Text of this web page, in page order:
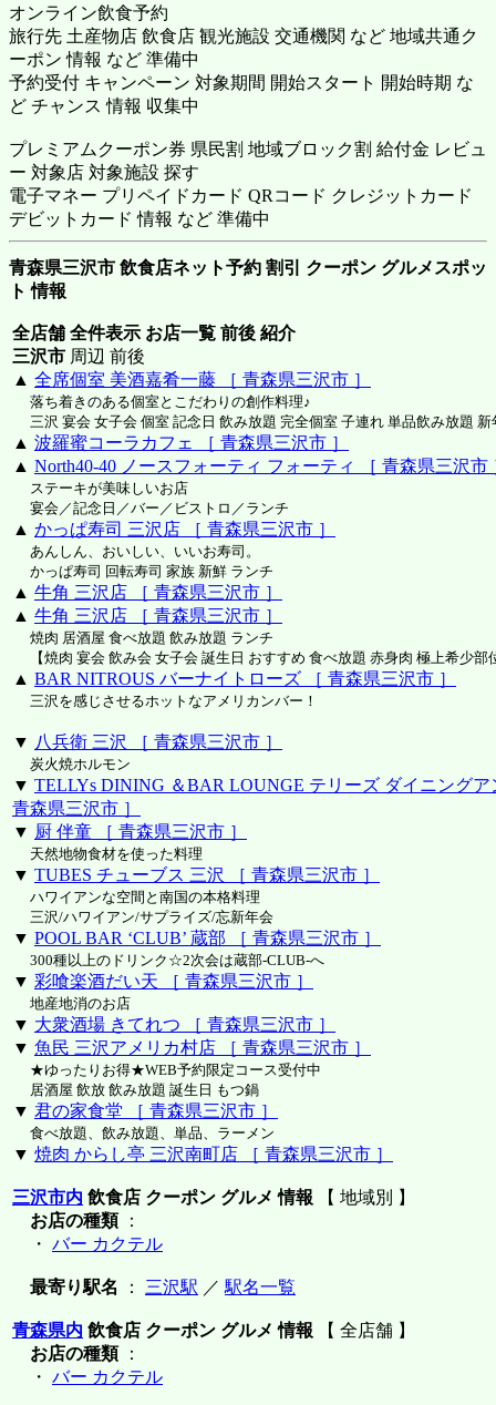
オンライン飲食予約
旅行先 土産物店 飲食店 観光施設 交通機関 など 地域共通ク
ーポン 情報 など 準備中
予約受付 キャンペーン 対象期間 開始スタート 開始時期 な
ど チャンス 情報 収集中
プレミアムクーポン券 県民割 地域ブロック割 給付金 レビュ
ー 対象店 対象施設 探す
電子マネー プリペイドカード QRコード クレジットカード
デビットカード 情報 など 準備中
青森県三沢市 飲食店ネット予約 割引 クーポン グルメスポッ
ト 情報
全店舗 全件表示 お店一覧 前後 紹介
三沢市 周辺 前後
▲ 全席個室 美酒嘉肴一藤 ［ 青森県三沢市 ］
落ち着きのある個室とこだわりの創作料理♪
三沢 宴会 女子会 個室 記念日 飲み放題 完全個室 子連れ 単品飲み放題 新
▲ 波羅蜜コーラカフェ ［ 青森県三沢市 ］
▲ North40-40 ノースフォーティ フォーティ ［ 青森県三沢市
ステーキが美味しいお店
宴会／記念日／バー／ビストロ／ランチ
▲ かっぱ寿司 三沢店 ［ 青森県三沢市 ］
あんしん、おいしい、いいお寿司。
かっぱ寿司 回転寿司 家族 新鮮 ランチ
▲ 牛角 三沢店 ［ 青森県三沢市 ］
▲ 牛角 三沢店 ［ 青森県三沢市 ］
焼肉 居酒屋 食べ放題 飲み放題 ランチ
【焼肉 宴会 飲み会 女子会 誕生日 おすすめ 食べ放題 赤身肉 極上希少部
▲ BAR NITROUS バーナイトローズ ［ 青森県三沢市 ］
三沢を感じさせるホットなアメリカンバー！
▼ 八兵衛 三沢 ［ 青森県三沢市 ］
炭火焼ホルモン
▼ TELLYs DINING ＆BAR LOUNGE テリーズ ダイニング
青森県三沢市 ］
▼ 厨 伴童 ［ 青森県三沢市 ］
天然地物食材を使った料理
▼ TUBES チューブス 三沢 ［ 青森県三沢市 ］
ハワイアンな空間と南国の本格料理
三沢/ハワイアン/サプライズ/忘新年会
▼ POOL BAR ‘CLUB’ 蔵部 ［ 青森県三沢市 ］
300種以上のドリンク☆2次会は蔵部-CLUB-へ
▼ 彩喰楽酒だい天 ［ 青森県三沢市 ］
地産地消のお店
▼ 大衆酒場 きてれつ ［ 青森県三沢市 ］
▼ 魚民 三沢アメリカ村店 ［ 青森県三沢市 ］
★ゆったりお得★WEB予約限定コース受付中
居酒屋 飲放 飲み放題 誕生日 もつ鍋
▼ 君の家食堂 ［ 青森県三沢市 ］
食べ放題、飲み放題、単品、ラーメン
▼ 焼肉 からし亭 三沢南町店 ［ 青森県三沢市 ］
三沢市内 飲食店 クーポン グルメ 情報 【 地域別 】
お店の種類：
・ バー カクテル
最寄り駅名 ： 三沢駅 ／ 駅名一覧
青森県内 飲食店 クーポン グルメ 情報 【 全店舗 】
お店の種類：
・ バー カクテル